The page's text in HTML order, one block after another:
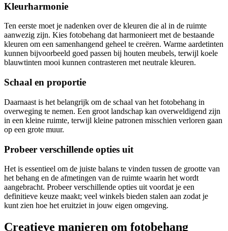
Kleurharmonie
Ten eerste moet je nadenken over de kleuren die al in de ruimte
aanwezig zijn. Kies fotobehang dat harmonieert met de bestaande
kleuren om een samenhangend geheel te creëren. Warme aardetinten
kunnen bijvoorbeeld goed passen bij houten meubels, terwijl koele
blauwtinten mooi kunnen contrasteren met neutrale kleuren.
Schaal en proportie
Daarnaast is het belangrijk om de schaal van het fotobehang in
overweging te nemen. Een groot landschap kan overweldigend zijn
in een kleine ruimte, terwijl kleine patronen misschien verloren gaan
op een grote muur.
Probeer verschillende opties uit
Het is essentieel om de juiste balans te vinden tussen de grootte van
het behang en de afmetingen van de ruimte waarin het wordt
aangebracht. Probeer verschillende opties uit voordat je een
definitieve keuze maakt; veel winkels bieden stalen aan zodat je
kunt zien hoe het eruitziet in jouw eigen omgeving.
Creatieve manieren om fotobehang